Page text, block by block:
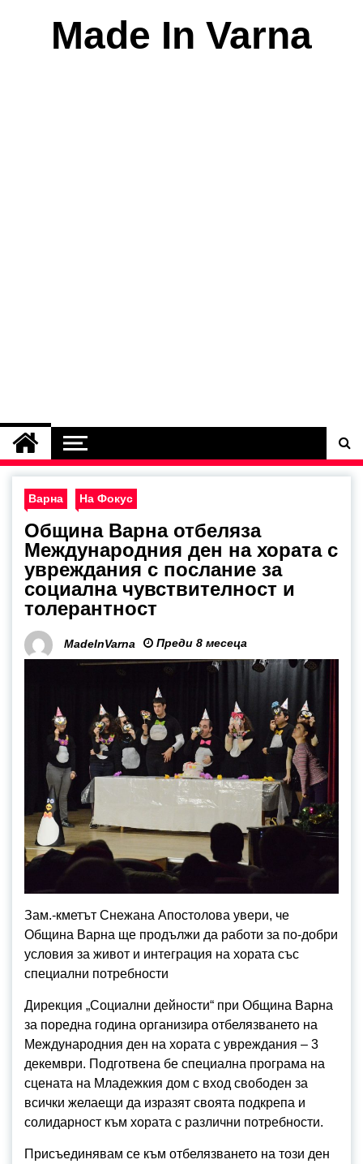
Made In Varna
Варна На Фокус
Община Варна отбеляза
Международния ден на хората с
увреждания с послание за
социална чувствителност и
толерантност
MadeInVarna Преди 8 месеца
Зам.-кметът Снежана Апостолова увери, че
Община Варна ще продължи да работи за по-добри
условия за живот и интеграция на хората със
специални потребности
Дирекция „Социални дейности“ при Община Варна
за поредна година организира отбелязването на
Международния ден на хората с увреждания – 3
декември. Подготвена бе специална програма на
сцената на Младежкия дом с вход свободен за
всички желаещи да изразят своята подкрепа и
солидарност към хората с различни потребности.
Присъединявам се към отбелязването на този ден